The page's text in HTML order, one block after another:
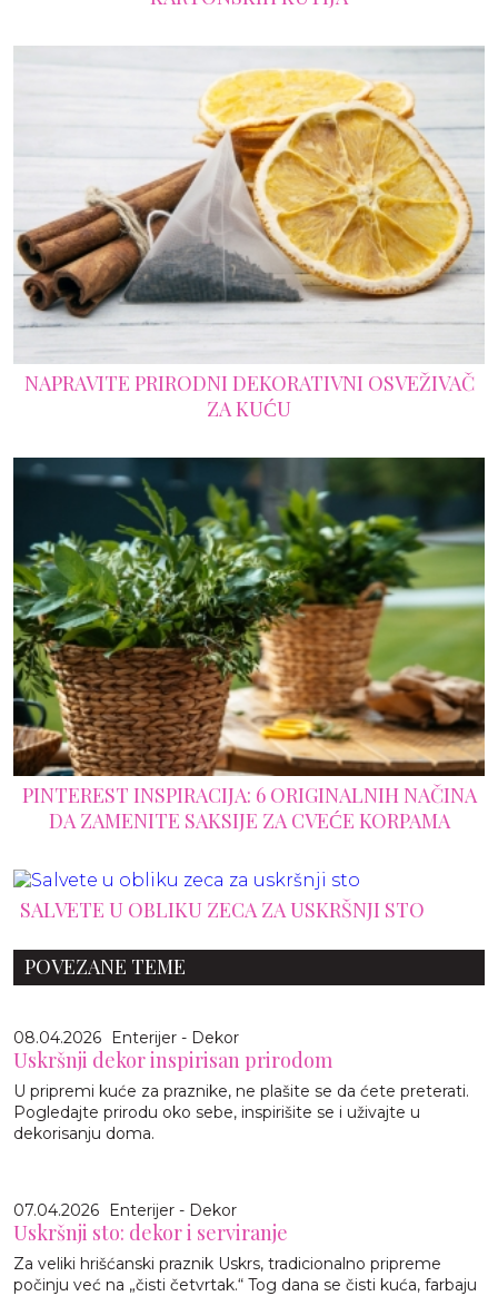
NAPRAVITE PRIRODNI DEKORATIVNI OSVEŽIVAČ
ZA KUĆU
PINTEREST INSPIRACIJA: 6 ORIGINALNIH NAČINA
DA ZAMENITE SAKSIJE ZA CVEĆE KORPAMA
SALVETE U OBLIKU ZECA ZA USKRŠNJI STO
POVEZANE TEME
08.04.2026 Enterijer - Dekor
Uskršnji dekor inspirisan prirodom
U pripremi kuće za praznike, ne plašite se da ćete preterati.
Pogledajte prirodu oko sebe, inspirišite se i uživajte u
dekorisanju doma.
07.04.2026 Enterijer - Dekor
Uskršnji sto: dekor i serviranje
Za veliki hrišćanski praznik Uskrs, tradicionalno pripreme
počinju već na „čisti četvrtak.“ Tog dana se čisti kuća, farbaju